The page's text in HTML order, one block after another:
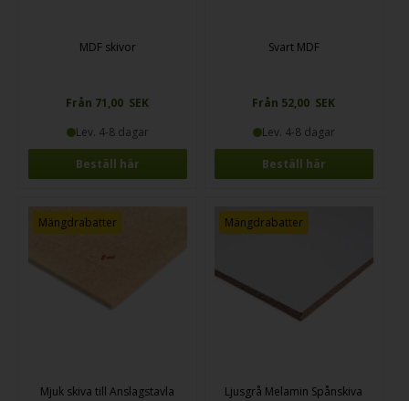
MDF skivor
Från 71,00 SEK
Lev. 4-8 dagar
Beställ här
Svart MDF
Från 52,00 SEK
Lev. 4-8 dagar
Beställ här
Mängdrabatter
Mjuk skiva till Anslagstavla
Mängdrabatter
Ljusgrå Melamin Spånskiva